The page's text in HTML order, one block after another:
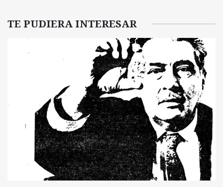
TE PUDIERA INTERESAR